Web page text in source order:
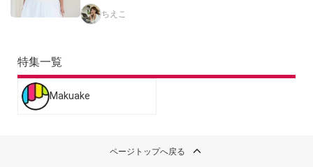
ちえこ
特集一覧
Makuake
ページトップへ戻る